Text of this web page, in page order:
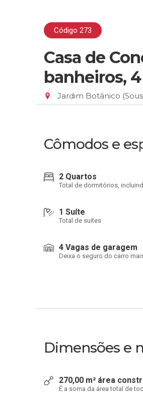
Código 273
Casa de
banheiros,
Jardim Botânico
Cômodos e
2 Quartos
Total de dormitórios,
1 Suíte
Total de suítes
4 Vagas de garagem
Deixa o seguro do carro
Dimensões e
270,00 m² área
É a soma da área total de